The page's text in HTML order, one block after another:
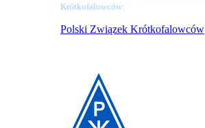
Krótkofalowców:
Polski Związek Krótkofalowców